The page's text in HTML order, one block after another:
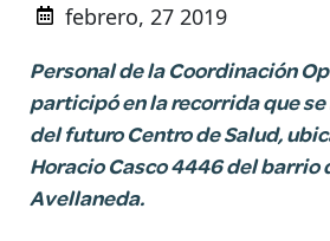
febrero, 27 2019
Personal de la Coordinación
participó en la recorrida que
del futuro Centro de Salud,
Horacio Casco 4446 del barrio
Avellaneda.